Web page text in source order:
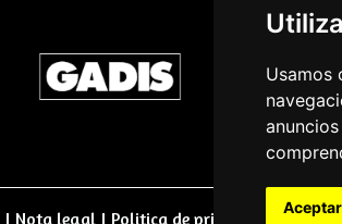
Usamos
Aceptar
| Nota legal | Politica de privacidade